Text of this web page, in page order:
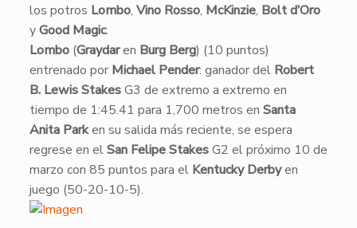
los potros Lombo, Vino Rosso, McKinzie, Bolt d’Oro
yGood Magic.
Lombo(Graydaren Burg Berg) (10 puntos)
entrenado por Michael Pender: ganador del Robert
B. Lewis StakesG3 de extremo a extremo en
tiempo de 1:45.41 para 1,700 metros en Santa
Anita Parken su salida más reciente, se espera
regrese en elSan Felipe StakesG2 el próximo 10 de
marzo con 85 puntos para el Kentucky Derbyen
juego (50-20-10-5).